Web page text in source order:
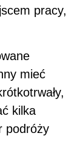
pracy,
mieć
kilka
podróży